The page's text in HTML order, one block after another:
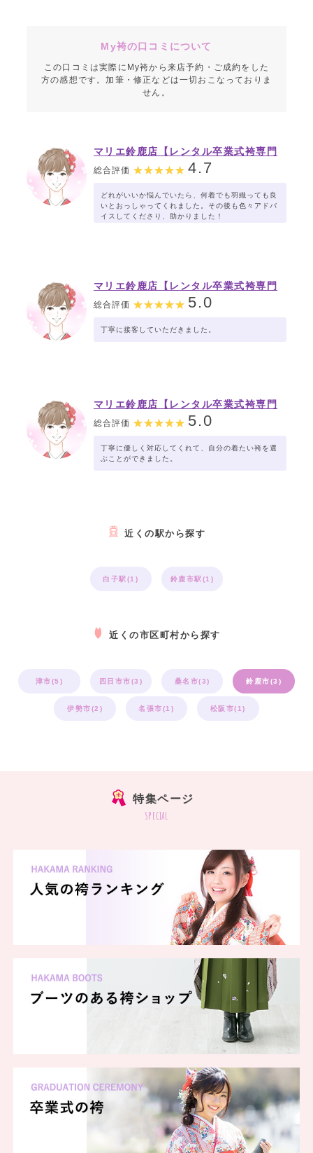
My袴の口コミについて
この口コミは実際にMy袴から来店予約・ご成約をした
方の感想です。加筆・修正などは一切おこなっておりま
せん。
マリエ鈴鹿店【レンタル卒業式袴専門
総合評価 4.7
どれがいいか悩んでいたら、何着でも羽織っても良
いとおっしゃってくれました。その後も色々アドバ
イスしてくださり、助かりました！
マリエ鈴鹿店【レンタル卒業式袴専門
総合評価 5.0
丁寧に接客していただきました。
マリエ鈴鹿店【レンタル卒業式袴専門
店】
総合評価 5.0
丁寧に優しく対応してくれて、自分の着たい袴を選
ぶことができました。
近くの駅から探す
白子駅(1) 鈴鹿市駅(1)
近くの市区町村から探す
津市(5) 四日市市(3) 桑名市(3) 鈴鹿市(3)
伊勢市(2) 名張市(1) 松阪市(1)
特集ページ
special